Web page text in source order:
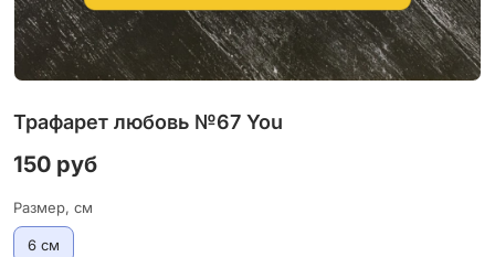
Трафарет любовь №67 You
150 руб
Размер, см
6 см